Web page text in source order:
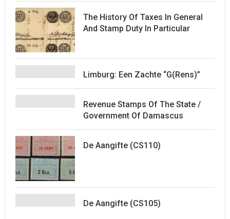
The History Of Taxes In General
And Stamp Duty In Particular
Limburg: Een Zachte “G(rens)”
Revenue Stamps Of The State /
Government Of Damascus
De Aangifte (CS110)
De Aangifte (CS105)